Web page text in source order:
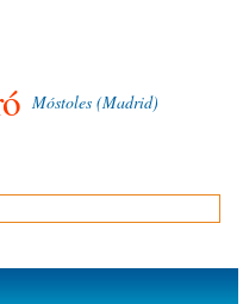
Móstoles (Madrid)